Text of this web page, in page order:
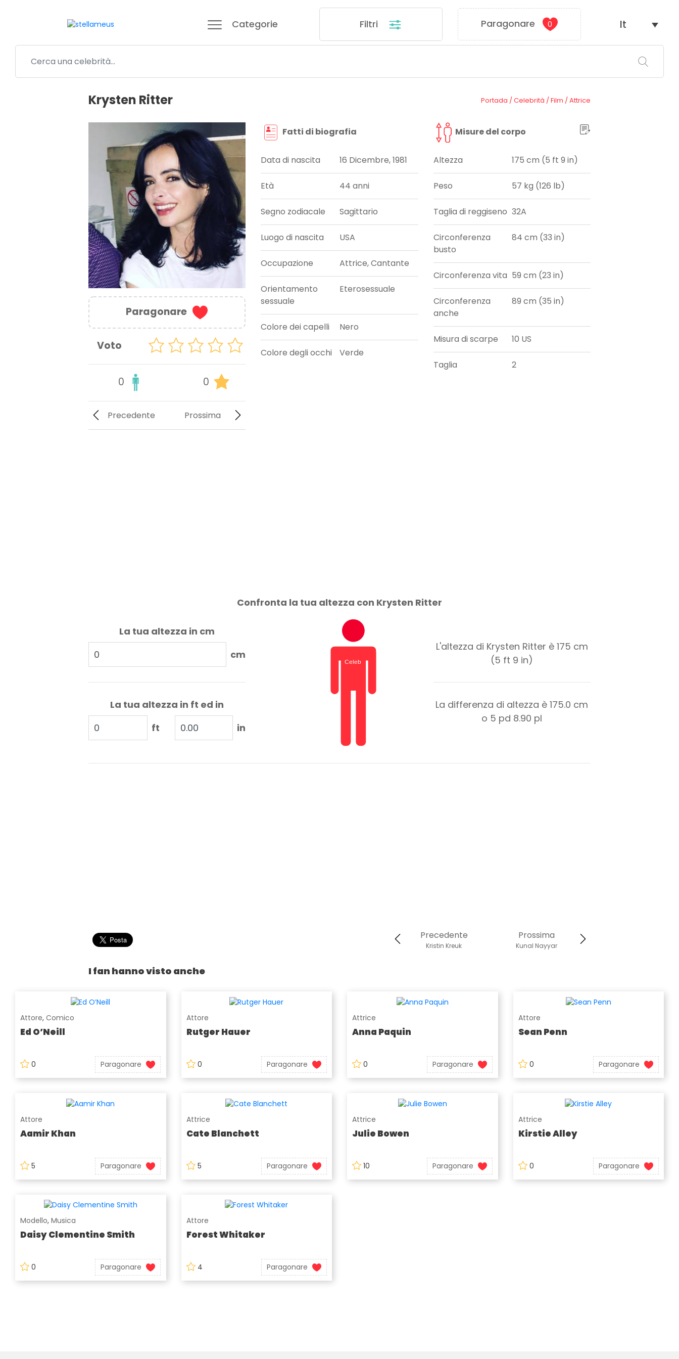
Categorie Filtri Paragonare 0 It
Krysten Ritter Portada /Celebrità /Film /Attrice
Paragonare
Voto
0 0
Prossima
Precedente
Fatti di biografia
Data di nascita 16 Dicembre, 1981
Età 44 anni
Segno zodiacale Sagittario
Luogo di nascita USA
Occupazione Attrice, Cantante
Orientamento
sessuale
Eterosessuale
Colore dei capelli Nero
Colore degli occhi Verde
Misure del corpo
Altezza 175 cm (5 ft 9 in)
Peso 57 kg (126 lb)
Taglia di reggiseno 32A
Circonferenza
busto
84 cm (33 in)
Circonferenza vita 59 cm (23 in)
Circonferenza
anche
89 cm (35 in)
Misura di scarpe 10 US
Taglia 2
Confronta la tua altezza con Krysten Ritter
La tua altezza in cm
cm
La tua altezza in ft ed in
ft
in
L'altezza di Krysten Ritter è 175 cm
(5 ft 9 in)
La differenza di altezza è175.0 cm
o 5 pd 8.90 pl
Prossima
Kunal Nayyar
Precedente
Kristin Kreuk
I fan hanno visto anche
Attore, Comico
Ed O’Neill
0 Paragonare
Attore
Rutger Hauer
0 Paragonare
Attrice
Anna Paquin
0 Paragonare
Attore
Sean Penn
0 Paragonare
Attore
Aamir Khan
5 Paragonare
Attrice
Cate Blanchett
5 Paragonare
Attrice
Julie Bowen
10 Paragonare
Attrice
Kirstie Alley
0 Paragonare
Modello, Musica
Daisy Clementine Smith
0 Paragonare
Attore
Forest Whitaker
4 Paragonare